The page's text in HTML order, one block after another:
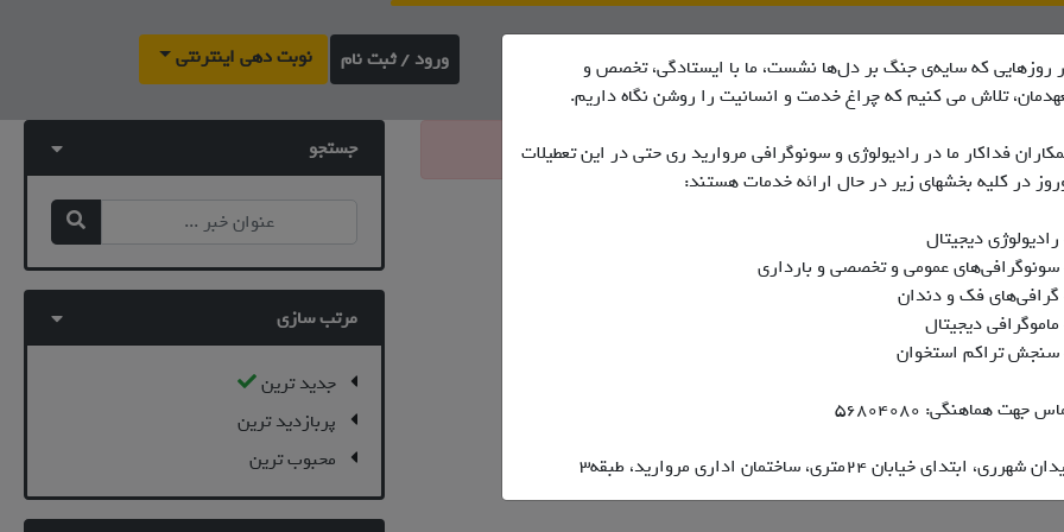
روزهایی که سایه‌ی جنگ بر دل‌ها نشست، ما با ایستادگی، تخصص و
تلاش می کنیم که چراغ خدمت و انسانیت را روشن نگاه داریم.
فداکار ما در رادیولوژی و سونوگرافی مروارید ری حتی در این تعطیلات
در کلیه بخشهای زیر در حال ارائه خدمات هستند:
دیجیتال
عمومی و تخصصی و بارداری
فک و دندان
دیجیتال
تراکم استخوان
جهت هماهنگی: ۵۶۸۰۴۰۸۰
شهرری، ابتدای خیابان ۲۴متری، ساختمان اداری مروارید، طبقه۳
نوبت دهی اینترنتی با ما درباره ما ورود / ثبت نام
موجود نمی باشد جستجو
مرتب سازی
جدید ترین
پربازدید ترین
محبوب ترین